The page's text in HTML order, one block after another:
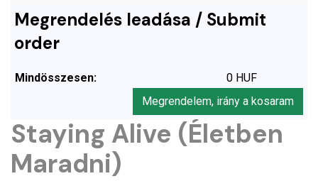
Megrendelés leadása / Submit
order
Mindösszesen:
0 HUF
Megrendelem, irány a kosaram
Staying Alive (Életben
Maradni)